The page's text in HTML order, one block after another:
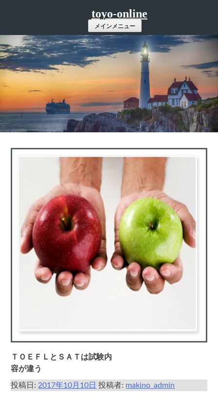
ツ
へ
ス
キ
ッ
プ
toyo-online
メインメニュー
ＴＯＥＦＬとＳＡＴは試験内
容が違う
投稿日:2017年10月10日 投稿者: makino_admin